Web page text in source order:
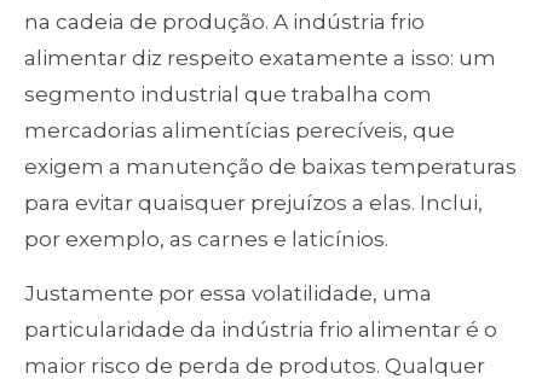
na cadeia de produção. A indústria frio
alimentar diz respeito exatamente a isso: um
segmento industrial que trabalha com
mercadorias alimentícias perecíveis, que
exigem a manutenção de baixas temperaturas
para evitar quaisquer prejuízos a elas. Inclui,
por exemplo, as carnes e laticínios.
Justamente por essa volatilidade, uma
particularidade da indústria frio alimentar é o
maior risco de perda de produtos. Qualquer